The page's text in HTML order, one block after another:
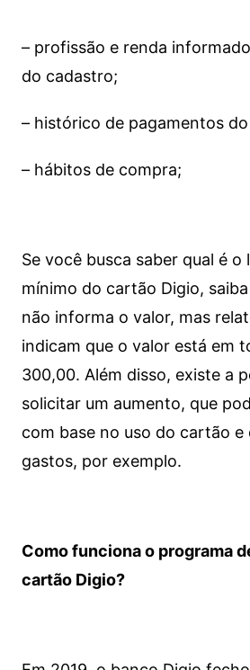
– profissão e renda
do cadastro;
– histórico de pagamentos
– hábitos de compra;
Se você busca saber qual é o
mínimo do cartão Digio,
não informa o valor, mas
indicam que o valor está em
300,00. Além disso, existe a
solicitar um aumento, que
com base no uso do cartão
gastos, por exemplo.
Como funciona o programa
cartão Digio?